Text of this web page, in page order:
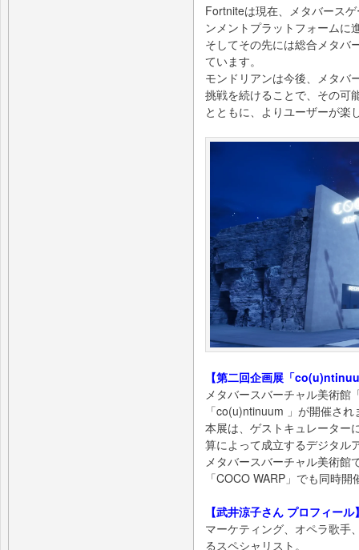
Fortniteは現在、メタバース
ンメントプラットフォームに
そしてその先には総合メタバ
ています。
モンドリアンは今後、メタバ
挑戦を続けることで、その可
とともに、よりユーザーが楽
【第二回企画展「
メタバースバーチャル美術館
「co(u)ntinuum 」が開催され
本展は、ゲストキュレーター
算によって成立するデジタル
メタバースバーチャル美術館
「COCO WARP」でも同時
【武井涼子さん プロフィール
マーケティング、オペラ歌手
るスペシャリスト。